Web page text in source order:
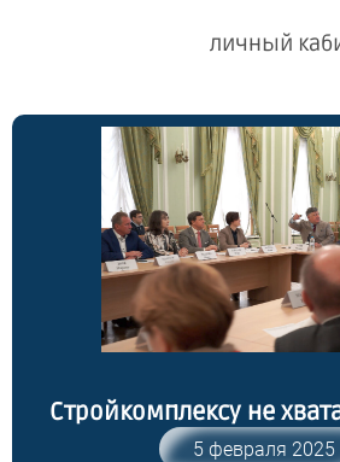
личный
Стройкомплексу не
5 февраля 2025